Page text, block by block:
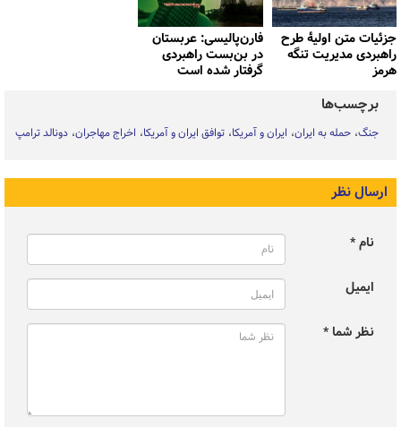
جزئیات متن اولیۀ طرح
راهبردی مدیریت تنگه
هرمز
فارن‌پالیسی: عربستان
در بن‌بست راهبردی
گرفتار شده است
برچسب‌ها
جنگ حمله به ایران ایران و آمریکا توافق ایران و آمریکا اخراج مهاجران دونالد ترامپ
ارسال نظر
نام *
ایمیل
نظر شما *